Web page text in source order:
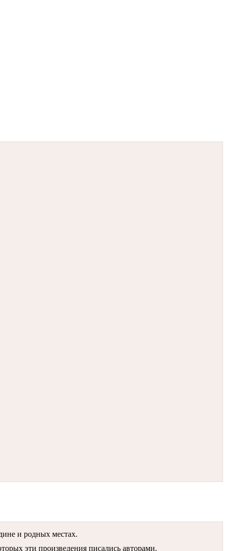
и родных местах.
эти произведения писались авторами.